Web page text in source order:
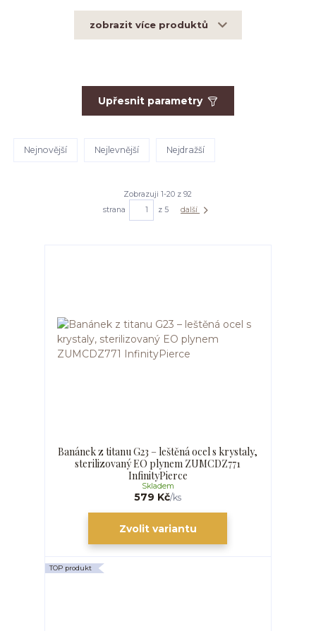
zobrazit více produktů
Upřesnit parametry
Nejnovější Nejlevnější Nejdražší
Zobrazuji 1-20 z 92
strana
z 5 další
Banánek z titanu G23 – leštěná ocel s krystaly,
sterilizovaný EO plynem ZUMCDZ771
InfinityPierce
579 Kč/ks
Skladem
Zvolit variantu
TOP produkt